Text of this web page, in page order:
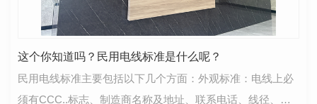
这个你知道吗？民用电线标准是什么呢？
民用电线标准主要包括以下几个方面：外观标准：电线上必
须有CCC..标志、制造商名称及地址、联系电话、线径、额